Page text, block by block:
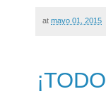
at mayo 01, 2015